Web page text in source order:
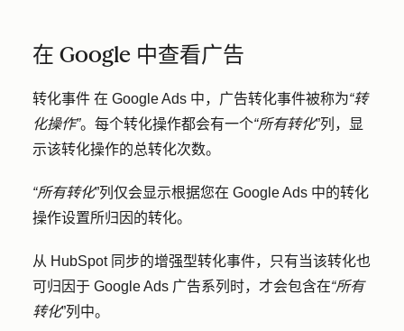
在 Google 中查看广告
转化事件 在 Google Ads 中，广告转化事件被称为“转
化操作”。每个转化操作都会有一个“所有转化”列，显
示该转化操作的总转化次数。
“所有转化”列仅会显示根据您在 Google Ads 中的转化
操作设置所归因的转化。
从 HubSpot 同步的增强型转化事件，只有当该转化也
可归因于 Google Ads 广告系列时，才会包含在“所有
转化”列中。